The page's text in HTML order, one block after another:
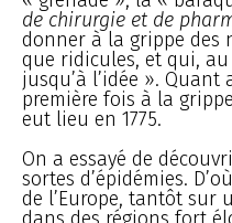
de chirurgie et de
donner à la grippe des
que ridicules, et qui,
jusqu’à l’idée ».
première fois à la
eut lieu en 1775.
On a essayé de
sortes d’épidémies.
de l’Europe, tantôt sur